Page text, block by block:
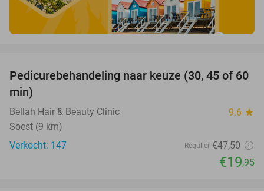
58%
Pedicurebehandeling naar keuze (30, 45 of 60
min)
Bellah Hair & Beauty Clinic 9.6 star
Soest (9 km)
Verkocht: 147
Regulier €47,50
€19,95